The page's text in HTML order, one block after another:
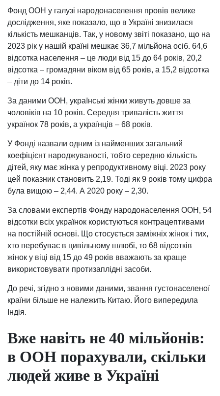
Фонд ООН у галузі народонаселення провів велике
дослідження, яке показало, що в Україні знизилася
кількість мешканців. Так, у новому звіті показано, що на
2023 рік у нашій країні мешкає 36,7 мільйона осіб. 64,6
відсотка населення – це люди від 15 до 64 років, 20,2
відсотка – громадяни віком від 65 років, а 15,2 відсотка
– діти до 14 років.
За даними ООН, українські жінки живуть довше за
чоловіків на 10 років. Середня тривалість життя
українок 78 років, а українців – 68 років.
У Фонді назвали одним із найменших загальний
коефіцієнт народжуваності, тобто середню кількість
дітей, яку має жінка у репродуктивному віці. 2023 року
цей показник становить 2,19. Тоді як 9 років тому цифра
була вищою – 2,44. А 2020 року – 2,30.
За словами експертів Фонду народонаселення ООН, 54
відсотки всіх українок користуються контрацептивами
на постійній основі. Що стосується заміжніх жінок і тих,
хто перебуває в цивільному шлюбі, то 68 відсотків
жінок у віці від 15 до 49 років вважають за краще
використовувати протизаплідні засоби.
До речі, згідно з новими даними, звання густонаселеної
країни більше не належить Китаю. Його випередила
Індія.
Вже навіть не 40 мільйонів:
в ООН порахували, скільки
людей живе в Україні